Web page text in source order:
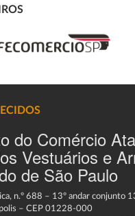
do Comércio
Vestuários e
de São Paulo
n.º 688 – 13º andar conjunto
– CEP 01228-000